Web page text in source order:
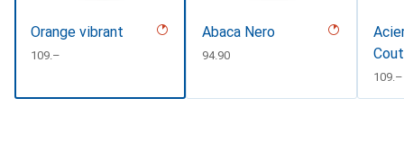
Orange vibrant
CHF
109.–
Abaca Nero
CHF
94.90
CHF
109.–